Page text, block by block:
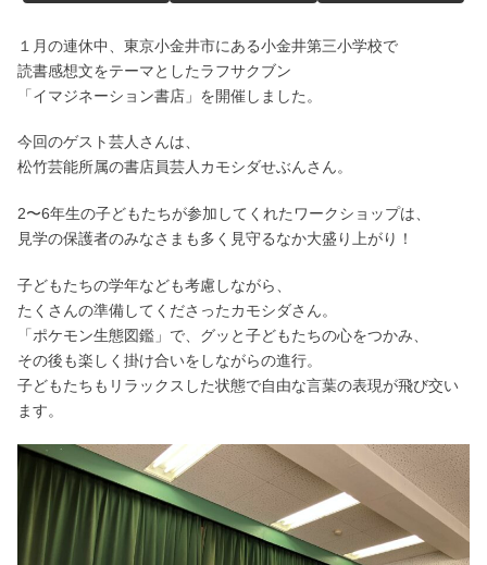
１月の連休中、東京小金井市にある小金井第三小学校で
読書感想文をテーマとしたラフサクブン
「イマジネーション書店」を開催しました。
今回のゲスト芸人さんは、
松竹芸能所属の書店員芸人カモシダせぶんさん。
2〜6年生の子どもたちが参加してくれたワークショップは、
見学の保護者のみなさまも多く見守るなか大盛り上がり！
子どもたちの学年なども考慮しながら、
たくさんの準備してくださったカモシダさん。
「ポケモン生態図鑑」で、グッと子どもたちの心をつかみ、
その後も楽しく掛け合いをしながらの進行。
子どもたちもリラックスした状態で自由な言葉の表現が飛び交い
ます。